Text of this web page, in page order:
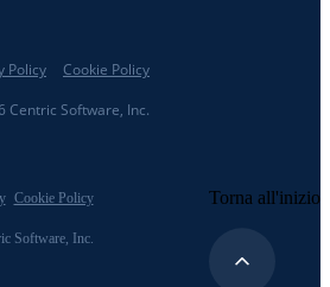
Centric Software, Inc.
Policy Cookie Policy
Software, Inc.
Cookie Policy Torna all'inizio